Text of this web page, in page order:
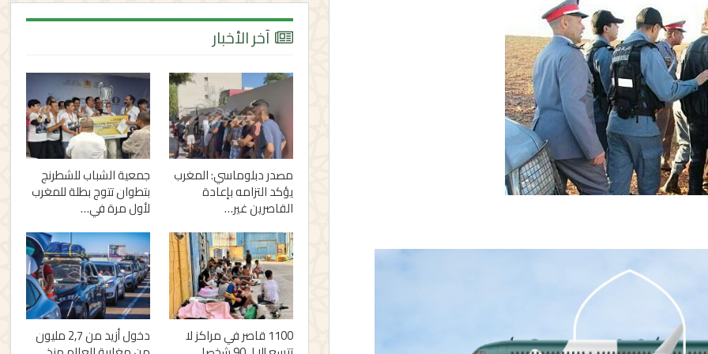
آخر الأخبار
مصدر دبلوماسي: المغرب
يؤكد التزامه بإعادة
القاصرين غير…
جمعية الشباب للشطرنج
بتطوان تتوج بطلة للمغرب
لأول مرة في…
1100 قاصر في مراكز لا دخول أزيد من 2,7 مليون